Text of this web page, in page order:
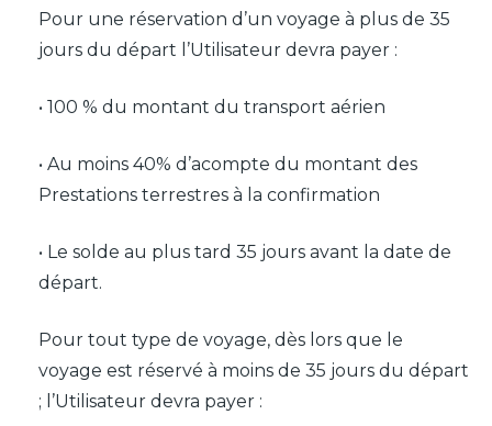
Pour une réservation d’un voyage à plus de 35
jours du départ l’Utilisateur devra payer :
• 100 % du montant du transport aérien
• Au moins 40% d’acompte du montant des
Prestations terrestres à la confirmation
• Le solde au plus tard 35 jours avant la date de
départ.
Pour tout type de voyage, dès lors que le
voyage est réservé à moins de 35 jours du départ
; l’Utilisateur devra payer :